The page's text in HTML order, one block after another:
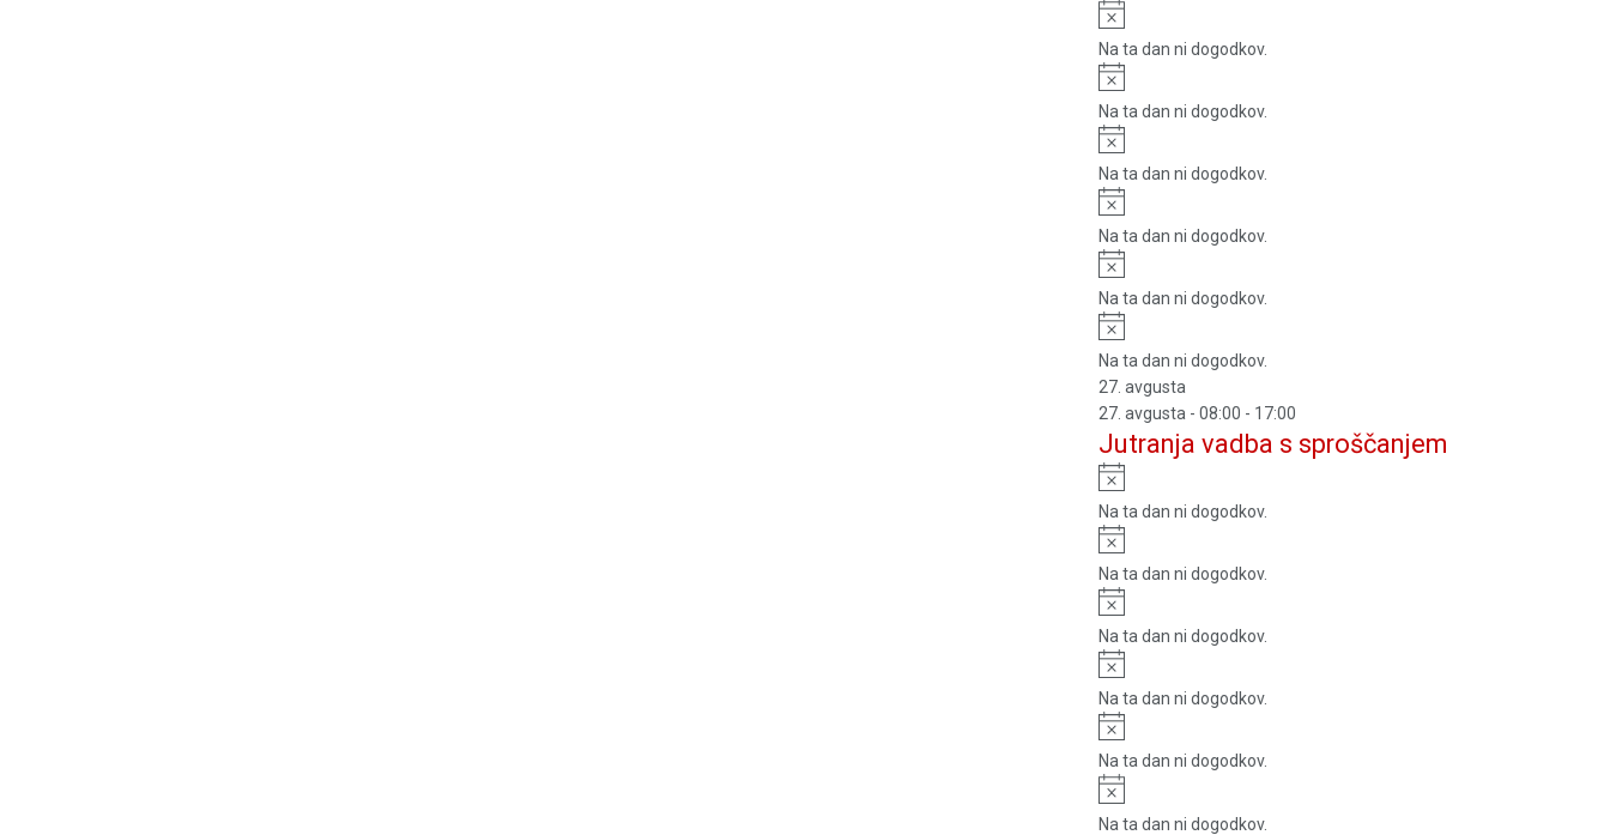
Notice
Na ta dan ni dogodkov.
Notice
Na ta dan ni dogodkov.
Notice
Na ta dan ni dogodkov.
Notice
Na ta dan ni dogodkov.
Notice
Na ta dan ni dogodkov.
Notice
Na ta dan ni dogodkov.
27. avgusta
27. avgusta - 08:00 - 17:00
Jutranja vadba s sproščanjem
Notice
Na ta dan ni dogodkov.
Notice
Na ta dan ni dogodkov.
Notice
Na ta dan ni dogodkov.
Notice
Na ta dan ni dogodkov.
Notice
Na ta dan ni dogodkov.
Notice
Na ta dan ni dogodkov.